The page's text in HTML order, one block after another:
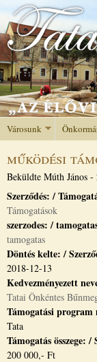
Városunk
működési
Beküldte Múth János -
Szerződés: /
Támogatások
szerzodes: /
tamogatas
Döntés kelte: /
2018-12-13
Kedvezményezett
Tatai Önkéntes
Támogatási program
Tata
Támogatás összege: /
200 000,- Ft